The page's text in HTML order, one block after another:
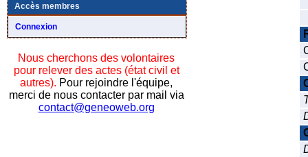
Accès membres
Connexion
Nous cherchons des volontaires
pour relever des actes (état civil et
autres). Pour rejoindre l'équipe,
merci de nous contacter par mail via
contact@geneoweb.org